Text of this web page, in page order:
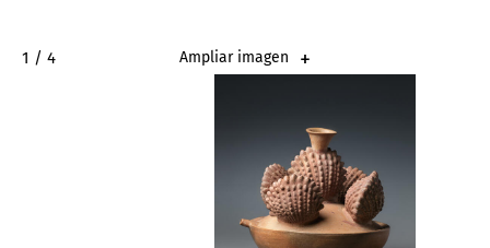
2 / 4 Ampliar imagen